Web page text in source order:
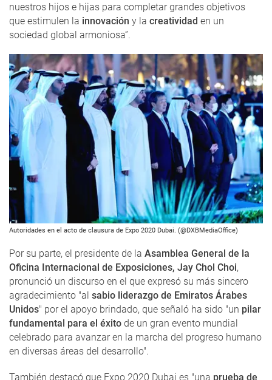
nuestros hijos e hijas para completar grandes objetivos
que estimulen la innovación y la creatividad en un
sociedad global armoniosa”.
Autoridades en el acto de clausura de Expo 2020 Dubai. (@DXBMediaOffice)
Por su parte, el presidente de la Asamblea General de la
Oficina Internacional de Exposiciones, Jay Chol Choi,
pronunció un discurso en el que expresó su más sincero
agradecimiento "al sabio liderazgo de Emiratos Árabes
Unidos" por el apoyo brindado, que señaló ha sido "un pilar
fundamental para el éxito de un gran evento mundial
celebrado para avanzar en la marcha del progreso humano
en diversas áreas del desarrollo".
También destacó que Expo 2020 Dubai es "una prueba de